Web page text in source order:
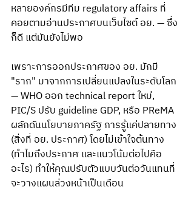
หลายองค์กรมีทีม regulatory affairs ที่
คอยตามอ่านประกาศบนเว็บไซต์ อย. — ซึ่ง
ก็ดี แต่มันยังไม่พอ
เพราะการออกประกาศของ อย. มักมี
"ราก" มาจากการเปลี่ยนแปลงในระดับโลก
— WHO ออก technical report ใหม่,
PIC/S ปรับ guideline GDP, หรือ PReMA
ผลักดันนโยบายภาครัฐ การรู้แค่ปลายทาง
(สิ่งที่ อย. ประกาศ) โดยไม่เข้าใจต้นทาง
(ทำไมถึงประกาศ และแนวโน้มต่อไปคือ
อะไร) ทำให้คุณปรับตัวแบบวันต่อวันแทนที่
จะวางแผนล่วงหน้าเป็นเดือน